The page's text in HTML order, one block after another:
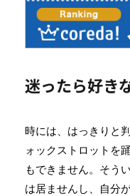
迷ったら好き
時には、はっきりと
ォックストロットを
もできません。そう
は居ませんし、自分